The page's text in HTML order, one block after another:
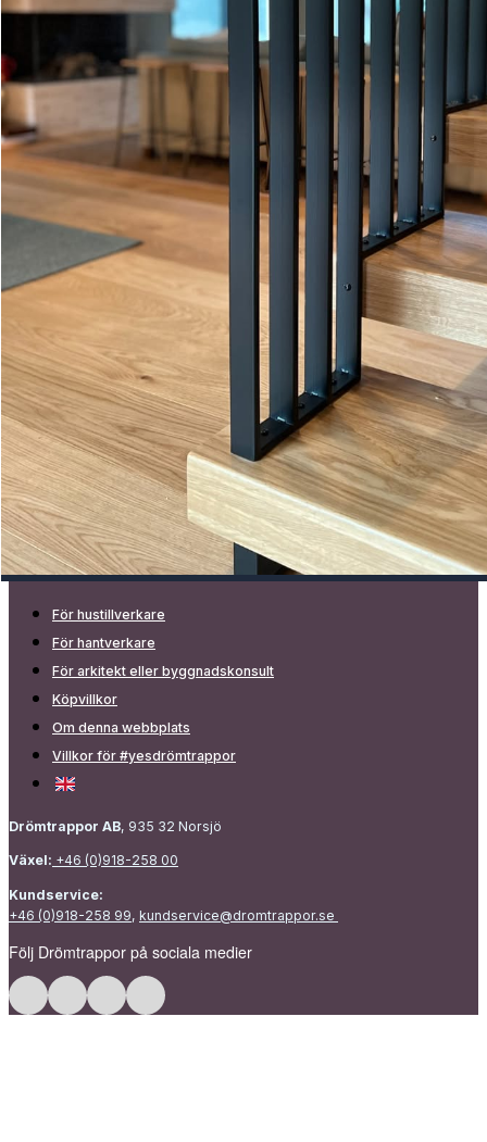
För hustillverkare
För hantverkare
För arkitekt eller byggnadskonsult
Köpvillkor
Om denna webbplats
Villkor för #yesdrömtrappor
Drömtrappor AB, 935 32 Norsjö
Växel: +46 (0)918-258 00
Kundservice:
+46 (0)918-258 99, kundservice@dromtrappor.se
Följ Drömtrappor på sociala medier
Följ Drömtrappor på Facebook
Följ Drömtrappor på Instagram
Följ Drömtrappor på LinkedIn
Följ Drömtrappor på Pinterest